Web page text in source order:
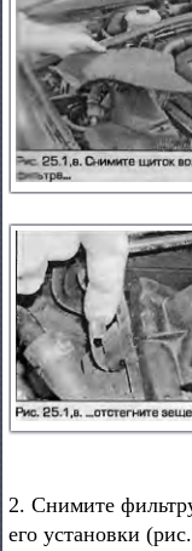
2. Снимите
его установки